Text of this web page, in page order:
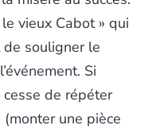
vieux Cabot » qui
souligner le
Si
de répéter
(monter une pièce